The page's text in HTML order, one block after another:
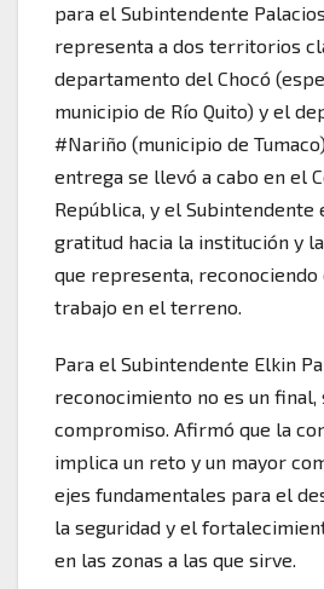
para el Subintendente
representa a dos territorios
departamento del Chocó
municipio de Río Quito) y el
#Nariño (municipio de
entrega se llevó a cabo en el
República, y el Subintendente
gratitud hacia la institución y
que representa, reconociendo
trabajo en el terreno.
Para el Subintendente Elkin
reconocimiento no es un final,
compromiso. Afirmó que la
implica un reto y un mayor
ejes fundamentales para el
la seguridad y el
en las zonas a las que sirve.